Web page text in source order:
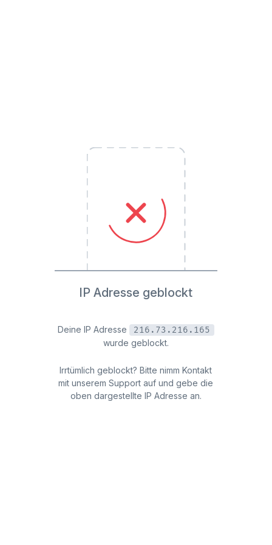
IP Adresse geblockt
Deine IP Adresse
216.73.216.165
wurde geblockt.
Irrtümlich geblockt? Bitte nimm Kontakt
mit unserem Support auf und gebe die
oben dargestellte IP Adresse an.